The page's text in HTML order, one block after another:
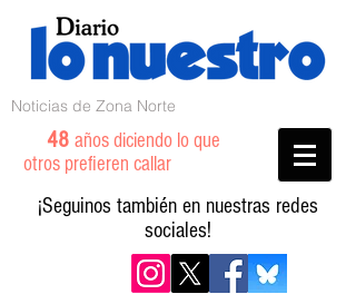
Noticias de Zona Norte
48 años diciendo lo que
otros prefieren callar
¡Seguinos también en nuestras redes
sociales!